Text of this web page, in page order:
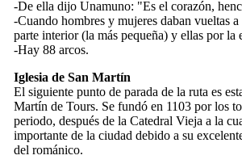
-De ella dijo Unamuno: "Es el corazón,
-Cuando hombres y mujeres daban vueltas
parte interior (la más pequeña) y ellas por la
-Hay 88 arcos.
Iglesia de San Martín
El siguiente punto de parada de la ruta es
Martín de Tours. Se fundó en 1103 por los
periodo, después de la Catedral Vieja a la
importante de la ciudad debido a su
del románico.